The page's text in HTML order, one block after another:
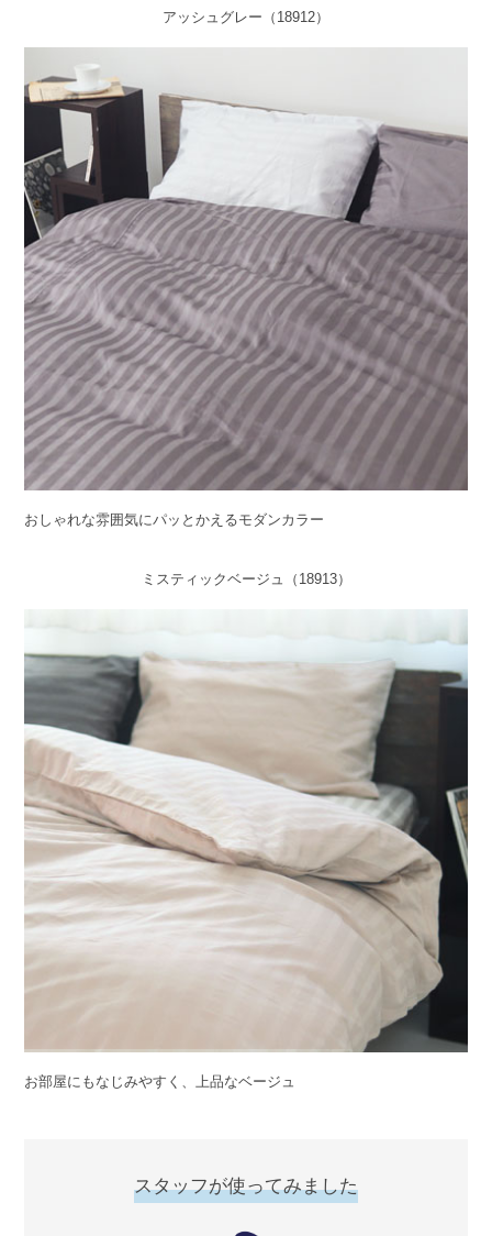
アッシュグレー（18912）
おしゃれな雰囲気にパッとかえるモダンカラー
ミスティックベージュ（18913）
お部屋にもなじみやすく、上品なベージュ
スタッフが使ってみました